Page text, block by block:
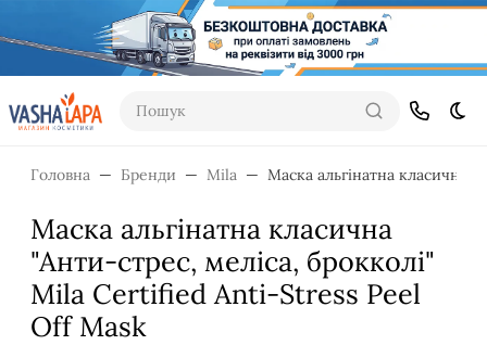
Пошук
Головна Бренди Mila Маска альгінатна класична
Маска альгінатна класична
"Анти-стрес, меліса, брокколі"
Mila Certified Anti-Stress Peel
Off Mask